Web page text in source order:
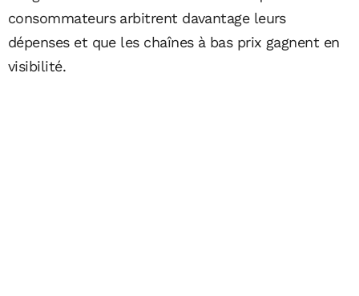
consommateurs arbitrent davantage leurs
dépenses et que les chaînes à bas prix gagnent en
visibilité.